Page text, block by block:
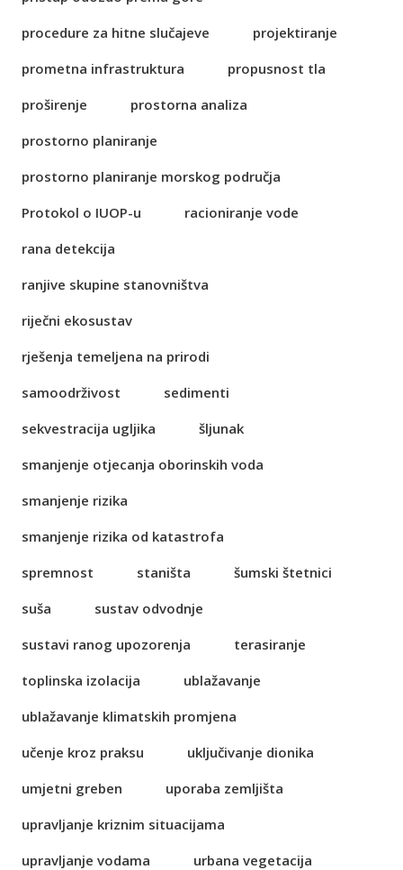
procedure za hitne slučajeve
projektiranje
prometna infrastruktura
propusnost tla
proširenje
prostorna analiza
prostorno planiranje
prostorno planiranje morskog područja
Protokol o IUOP-u
racioniranje vode
rana detekcija
ranjive skupine stanovništva
riječni ekosustav
rješenja temeljena na prirodi
samoodrživost
sedimenti
sekvestracija ugljika
šljunak
smanjenje otjecanja oborinskih voda
smanjenje rizika
smanjenje rizika od katastrofa
spremnost
staništa
šumski štetnici
suša
sustav odvodnje
sustavi ranog upozorenja
terasiranje
toplinska izolacija
ublažavanje
ublažavanje klimatskih promjena
učenje kroz praksu
uključivanje dionika
umjetni greben
uporaba zemljišta
upravljanje kriznim situacijama
upravljanje vodama
urbana vegetacija